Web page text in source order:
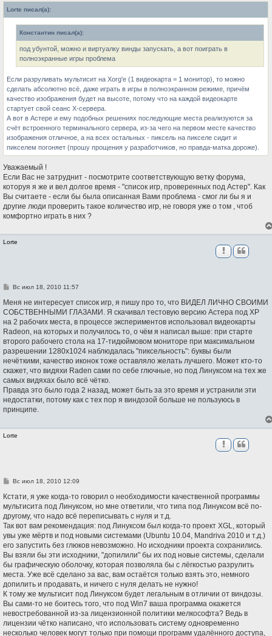
щ
е
Lorte писал(а):
Константин писал(а):
под убунтой, можно и виртуалку винды запускать, а вот поиграть в
полноэкранные игры проблема
Если разруливать мультисит на Xorg'е (1 видеокарта = 1 монитор), то можно
сделать абсолютно всё, даже играть в игры в полноэкранном режиме, причём
качество изображения будет на высоте, потому что на каждой видеокарте
стартует свой сеанс Х-сервера.
А вот в Астере и ему подобных решениях последующие места реализуются за
счёт встроенного терминального сервера, из-за чего на первом месте качество
изображения отличное, а на всех остальных - пиксель на пикселе сидит и
пикселем погоняет (прошу прощения у разработчиков, но правда-матка дороже).
Уважаемый !
Если Вас не затруднит - посмотрите соответствующую ветку форума,
которуя я же и вел долгое время - "список игр, проверенных под Астер". Как
Вы считаете - если бы была описанная Вами проблема - смог ли бы я и
другие люди проверить такое количество игр, не говоря уже о том , чтоб
комфортно играть в них ?
Lorte
С
о
б
щ
е
н
е
Вс июл 18, 2010 11:57
Меня не интересует список игр, я пишу про то, что ВИДЕЛ ЛИЧНО СВОИМИ
СОБСТВЕННЫМИ ГЛАЗАМИ. Я скачивал тестовую версию Астера под ХР
на 2 рабочих места, в процессе экспериментов использовал видеокарты
Radeon, на которых и получилось то, о чём я написал выше: при старте
второго рабочего стола на 17-тидюймовом мониторе при максимальном
разрешении 1280х1024 наблюдалась "пиксельность": буквы были
нечёткими, качество иконок тоже оставляло желать лучшего. Может кто-то
скажет, что видяхи Raden сами по себе глючные, но под Линуксом на тех же
самых видяхах было всё чётко.
Правда это было года 2 назад, может быть за это время и устранили эти
недостатки, потому как с тех пор я виндозой больше не пользуюсь в
принципе.
Lorte
С
о
щ
е
н
е
Вс июл 18, 2010 12:09
Кстати, я уже когда-то говорил о необходимости качественной программы
мультисита под Линуксом, но мне ответили, что типа под Линуксом всё по-
другому, что надо всё переписывать с нуля и т.д.
Так вот вам рекомендация: под Линуксом был когда-то проект XGL, который
увы уже мёртв и под новыми системами (Ubuntu 10.04, Mandriva 2010 и т.д.)
его запустить без глюков невозможно. Но исходники проекта сохранились.
Вы взяли бы эти исходники, "допилили" бы их под новые системы, сделали
бы графическую оболочку, которая позволяла бы с лёгкостью разрулить
места. Уже всё сделано за вас, вам остаётся только взять это, немного
допилить и продавать, и ничего с нуля делать не нужно!
К тому же мультисит под Линуксом будет легальным в отличии от виндозы.
Вы сами-то не боитесь того, что под Win7 ваша программа окажется
невостребованной из-за лицензионной политики мелкософта? Ведь в
лицензии чётко написано, что использовать систему одновременно
несколько человек могут только при помощи программ удалённого доступа,